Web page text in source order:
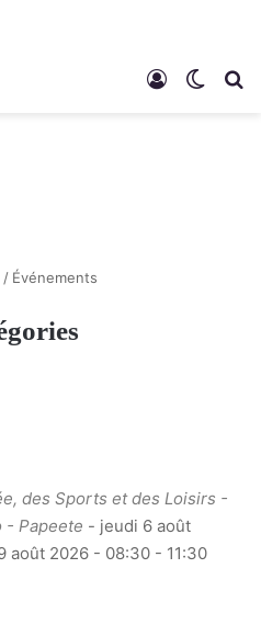
Connexion
/ Événements
des Sports et des Loisirs -
- Papeete - jeudi 6 août
août 2026 - 08:30 - 11:30